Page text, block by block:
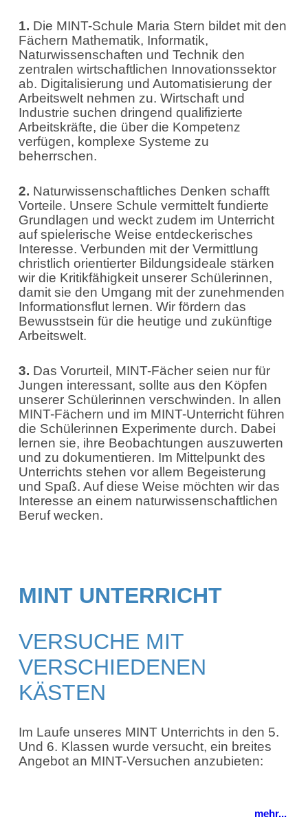
1. Die MINT-Schule Maria Stern bildet mit den
Fächern Mathematik, Informatik,
Naturwissenschaften und Technik den
zentralen wirtschaftlichen Innovationssektor
ab. Digitalisierung und Automatisierung der
Arbeitswelt nehmen zu. Wirtschaft und
Industrie suchen dringend qualifizierte
Arbeitskräfte, die über die Kompetenz
verfügen, komplexe Systeme zu
beherrschen.
2. Naturwissenschaftliches Denken schafft
Vorteile. Unsere Schule vermittelt fundierte
Grundlagen und weckt zudem im Unterricht
auf spielerische Weise entdeckerisches
Interesse. Verbunden mit der Vermittlung
christlich orientierter Bildungsideale stärken
wir die Kritikfähigkeit unserer Schülerinnen,
damit sie den Umgang mit der zunehmenden
Informationsflut lernen. Wir fördern das
Bewusstsein für die heutige und zukünftige
Arbeitswelt.
3. Das Vorurteil, MINT-Fächer seien nur für
Jungen interessant, sollte aus den Köpfen
unserer Schülerinnen verschwinden. In allen
MINT-Fächern und im MINT-Unterricht führen
die Schülerinnen Experimente durch. Dabei
lernen sie, ihre Beobachtungen auszuwerten
und zu dokumentieren. Im Mittelpunkt des
Unterrichts stehen vor allem Begeisterung
und Spaß. Auf diese Weise möchten wir das
Interesse an einem naturwissenschaftlichen
Beruf wecken.
MINT UNTERRICHT
VERSUCHE MIT
VERSCHIEDENEN
KÄSTEN
Im Laufe unseres MINT Unterrichts in den 5.
Und 6. Klassen wurde versucht, ein breites
Angebot an MINT-Versuchen anzubieten:
mehr...